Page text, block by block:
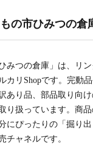
もの市ひみつの倉
みつの倉庫」は、リ
カリShopです。完動
あり品、部品取り向
り扱っています。商
にぴったりの「掘り
チャネルです。